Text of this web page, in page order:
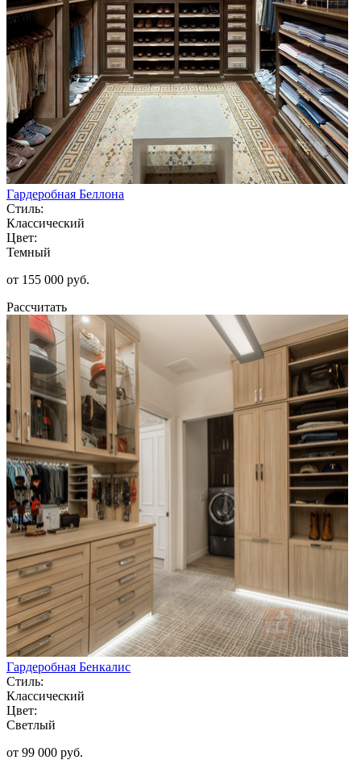
Гардеробная Беллона
Стиль:
Классический
Цвет:
Темный
от 155 000 руб.
Рассчитать
Гардеробная Бенкалис
Стиль:
Классический
Цвет:
Светлый
от 99 000 руб.